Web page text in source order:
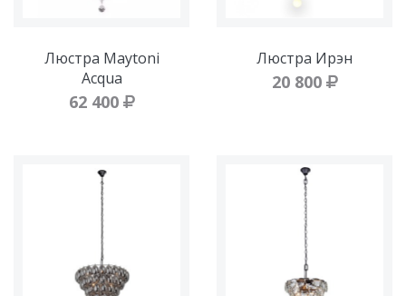
Люстра Maytoni
Acqua
62 400
Люстра Ирэн
20 800